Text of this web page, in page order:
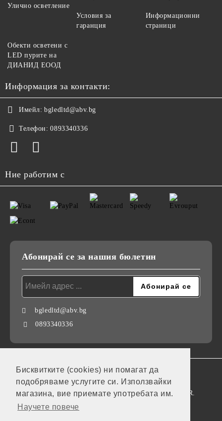
Бисквитките (cookies) ни помагат да
подобряваме услугите си. Използвайки
магазина, вие приемате употребата им.
Научете повече
Улично осветление
Условия за
гаранция
Информационни
страници
Обекти осветени с
LED пурите на
ДИАНИД ЕООД
Информация за контакти:
Имейл: bgledltd@abv.bg
Телефон: 0893340336
Ние работим с
Абонирай се за нашия бюлетин
bgledltd@abv.bg
0893340336
GDPR
Нашият онлайн магазин е 100% съобразен с GDPR.